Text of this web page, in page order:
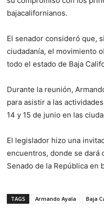
bajacalifornianos.
El senador consideró que,
ciudadanía, el movimiento
todo el estado de Baja
Durante la reunión,
para asistir a las
14 y 15 de junio en las
El legislador hizo una
encuentros, donde se dará
Senado de la República en
TAGS Armando Ayala Baja